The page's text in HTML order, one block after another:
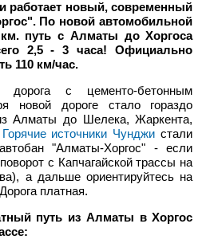
работает новый, современный
По новой автомобильной
путь с Алматы до Хоргоса
2,5 - 3 часа! Официально
110 км/час.
с цементо-бетонным
новой дороге стало гораздо
Алматы до Шелека, Жаркента,
Горячие источники Чунджи стали
"Алматы-Хоргос" - если
с Капчагайской трассы на
а дальше ориентируйтесь на
платная.
путь из Алматы в Хоргос